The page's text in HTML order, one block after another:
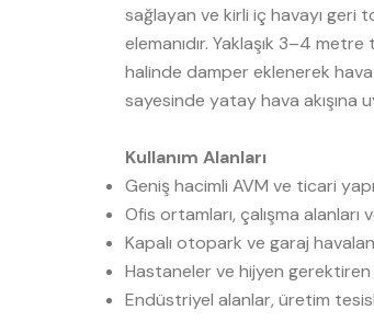
sağlayan ve kirli iç havayı geri
elemanıdır. Yaklaşık 3–4
halinde damper eklenerek
sayesinde yatay hava akışına
Kullanım Alanları
Geniş hacimli AVM ve ticari
Ofis ortamları, çalışma
Kapalı otopark ve garaj
Hastaneler ve hijyen
Endüstriyel alanlar, üretim